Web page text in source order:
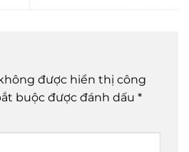
được hiển thị công
buộc được đánh dấu *